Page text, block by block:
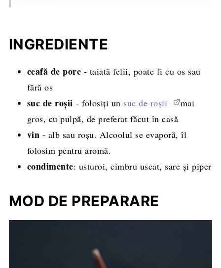
INGREDIENTE
ceafă de porc - taiată felii, poate fi cu os sau
fără os
suc de roşii - folosiți un suc de roșii
mai
gros, cu pulpă, de preferat făcut în casă
vin - alb sau roșu. Alcoolul se evaporă, îl
folosim pentru aromă.
condimente: usturoi, cimbru uscat, sare și piper
MOD DE PREPARARE